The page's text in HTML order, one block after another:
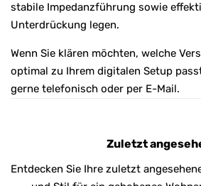
stabile Impedanzführung sowie
Unterdrückung legen.
Wenn Sie klären möchten, welche
optimal zu Ihrem digitalen Setup
gerne telefonisch oder per E-Mail.
Zuletzt
Entdecken Sie Ihre zuletzt